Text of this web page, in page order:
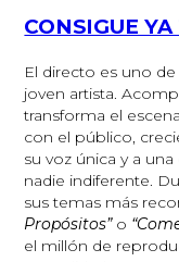
CONSIGUE
El directo es uno
joven artista.
transforma el
con el público,
su voz única y a
nadie indiferente.
sus temas más
Propósitos”o
el millón de